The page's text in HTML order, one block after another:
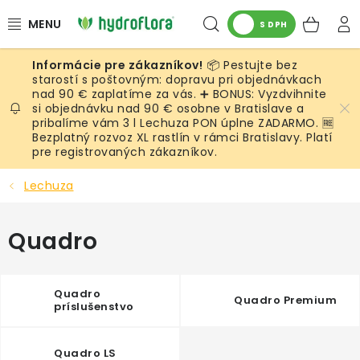
na
Hľadať
S DPH
RASTLINY
UMELÉ RASTLINY
KVETINÁČE
SUBSTRÁTY A PRÍSLUŠENSTVO
SERVIS INTERIÉROVEJ ZELENE
📦 Pestujte bez
starostí s poštovným: dopravu pri objednávkach
nad 90 € zaplatíme za vás. ➕ BONUS: Vyzdvihnite
si objednávku nad 90 € osobne v Bratislave a
pribalíme vám 3 l Lechuza PON úplne ZADARMO. 🆓
Bezplatný rozvoz XL rastlín v rámci Bratislavy. Platí
pre registrovaných zákazníkov.
Lechuza
Quadro
Quadro
príslušenstvo
Quadro Premium
Quadro LS